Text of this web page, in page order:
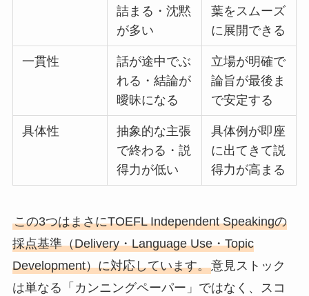
詰まる・沈黙
が多い
葉をスムーズ
に展開できる
一貫性
話が途中でぶ
れる・結論が
曖昧になる
立場が明確で
論旨が最後ま
で安定する
具体性
抽象的な主張
で終わる・説
得力が低い
具体例が即座
に出てきて説
得力が高まる
この3つはまさにTOEFL Independent Speakingの
採点基準（Delivery・Language Use・Topic
Development）に対応しています。意見ストック
は単なる「カンニングペーパー」ではなく、スコ